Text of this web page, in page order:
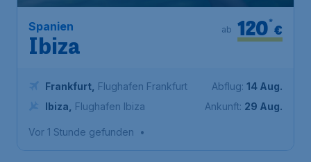
Spanien
Ibiza
€
120*
ab
Frankfurt Flughafen Frankfurt
Ibiza
Flughafen Ibiza
Abflug: 14 Aug.
Ankunft: 29 Aug.
Vor 1 Stunde gefunden •